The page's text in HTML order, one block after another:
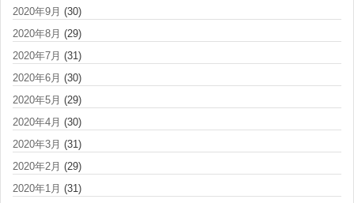
2020年9月 (30)
2020年8月 (29)
2020年7月 (31)
2020年6月 (30)
2020年5月 (29)
2020年4月 (30)
2020年3月 (31)
2020年2月 (29)
2020年1月 (31)